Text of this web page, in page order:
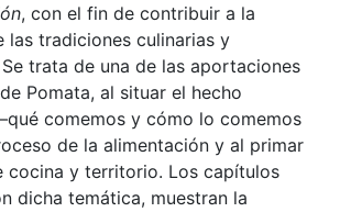
, con el fin de contribuir a la
las tradiciones culinarias y
trata de una de las aportaciones
Pomata, al situar el hecho
comemos y cómo lo comemos
de la alimentación y al primar
cocina y territorio. Los capítulos
dicha temática, muestran la